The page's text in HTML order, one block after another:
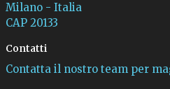
Milano - Italia
CAP 20133
Contatti
Contatta il nostro team per